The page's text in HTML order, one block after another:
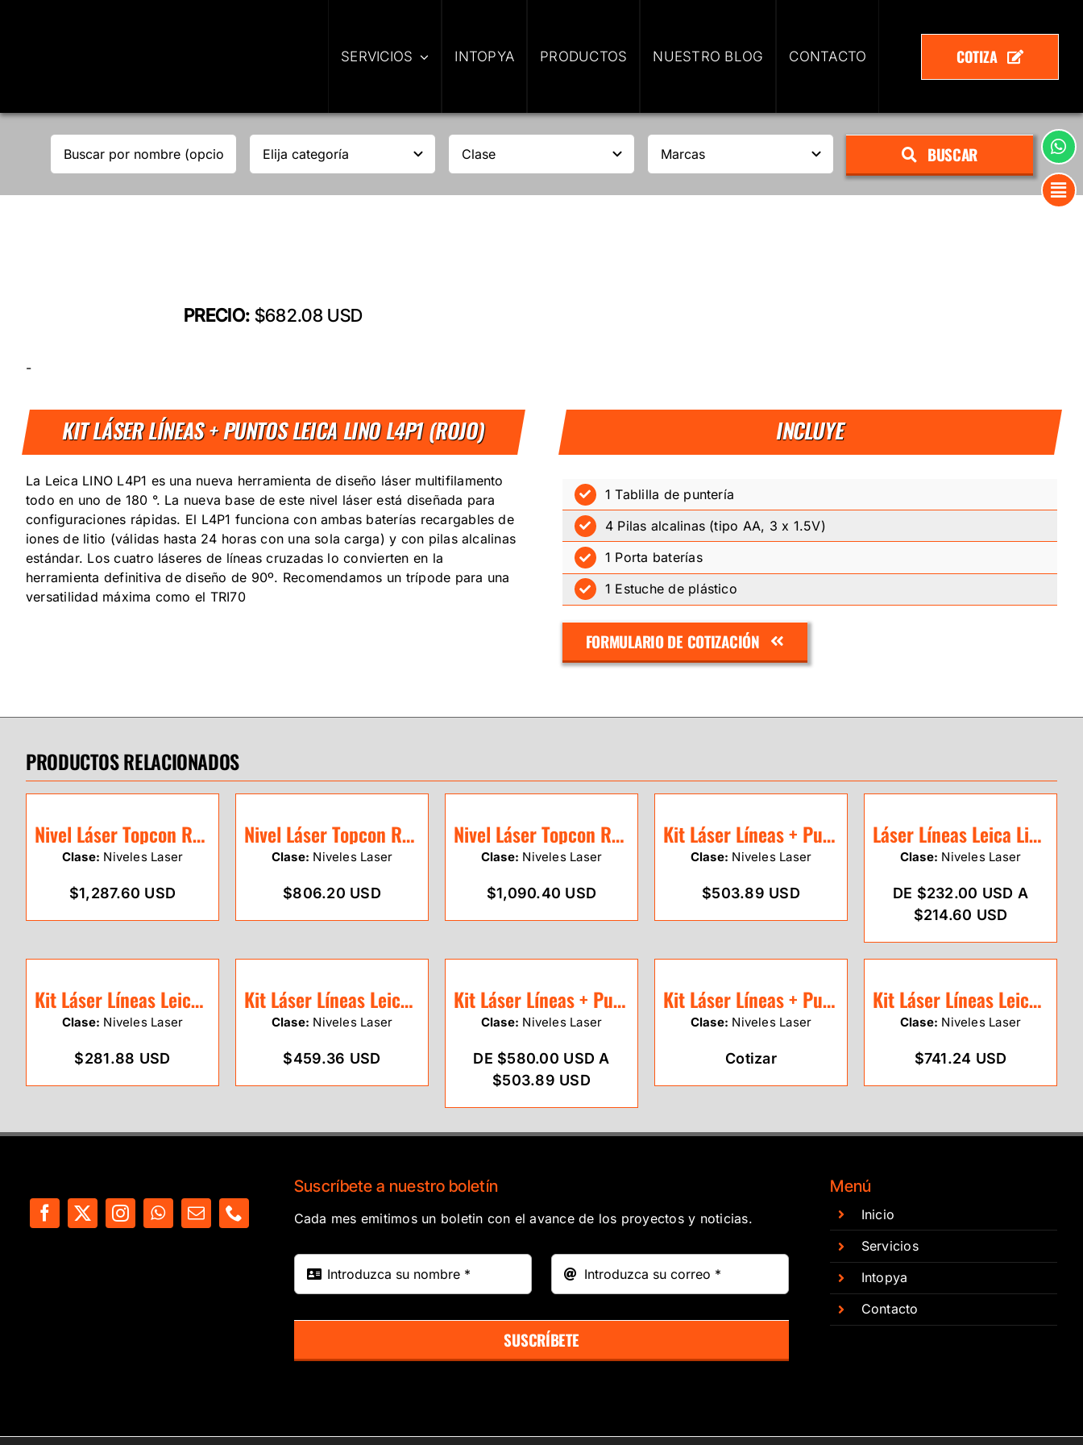
SERVICIOS INTOPYA PRODUCTOS NUESTRO BLOG CONTACTO COTIZA
BUSCAR
PRECIO: $682.08 USD
-
KIT LÁSER LÍNEAS + PUNTOS LEICA LINO L4P1 (ROJO) INCLUYE
La Leica LINO L4P1 es una nueva herramienta de diseño láser multifilamento
todo en uno de 180 °. La nueva base de este nivel láser está diseñada para
configuraciones rápidas. El L4P1 funciona con ambas baterías recargables de
iones de litio (válidas hasta 24 horas con una sola carga) y con pilas alcalinas
estándar. Los cuatro láseres de líneas cruzadas lo convierten en la
herramienta definitiva de diseño de 90º. Recomendamos un trípode para una
versatilidad máxima como el TRI70
1 Tablilla de puntería
4 Pilas alcalinas (tipo AA, 3 x 1.5V)
1 Porta baterías
1 Estuche de plástico
FORMULARIO DE COTIZACIÓN
PRODUCTOS RELACIONADOS
Nivel Láser Topcon RL-H5A Batería Recargable
Clase: Niveles Laser
$1,287.60 USD
Nivel Láser Topcon RL-H5B
Clase: Niveles Laser
$806.20 USD
Nivel Láser Topcon RL-H5A Alcalina
Clase: Niveles Laser
$1,090.40 USD
Kit Láser Líneas + Puntos Leica Lino L2P5 (rojo)
Clase: Niveles Laser
$503.89 USD
Láser Líneas Leica Lino L2 (rojo)
Clase: Niveles Laser
DE $232.00 USD A
$214.60 USD
Kit Láser Líneas Leica Lino L2-1 (rojo)
Clase: Niveles Laser
$281.88 USD
Kit Láser Líneas Leica Lino L2G-1 (verde)
Clase: Niveles Laser
$459.36 USD
Kit Láser Líneas + Puntos Leica Lino L2P5 (rojo)
Clase: Niveles Laser
DE $580.00 USD A
$503.89 USD
Kit Láser Líneas + Puntos Leica Lino L2P5G-1 (verde)
Clase: Niveles Laser
Cotizar
Kit Láser Líneas Leica Lino L6G-1 (verde)
Clase: Niveles Laser
$741.24 USD
Suscríbete a nuestro boletín
Cada mes emitimos un boletin con el avance de los proyectos y noticias.
SUSCRÍBETE
Menú
Inicio
Servicios
Intopya
Contacto